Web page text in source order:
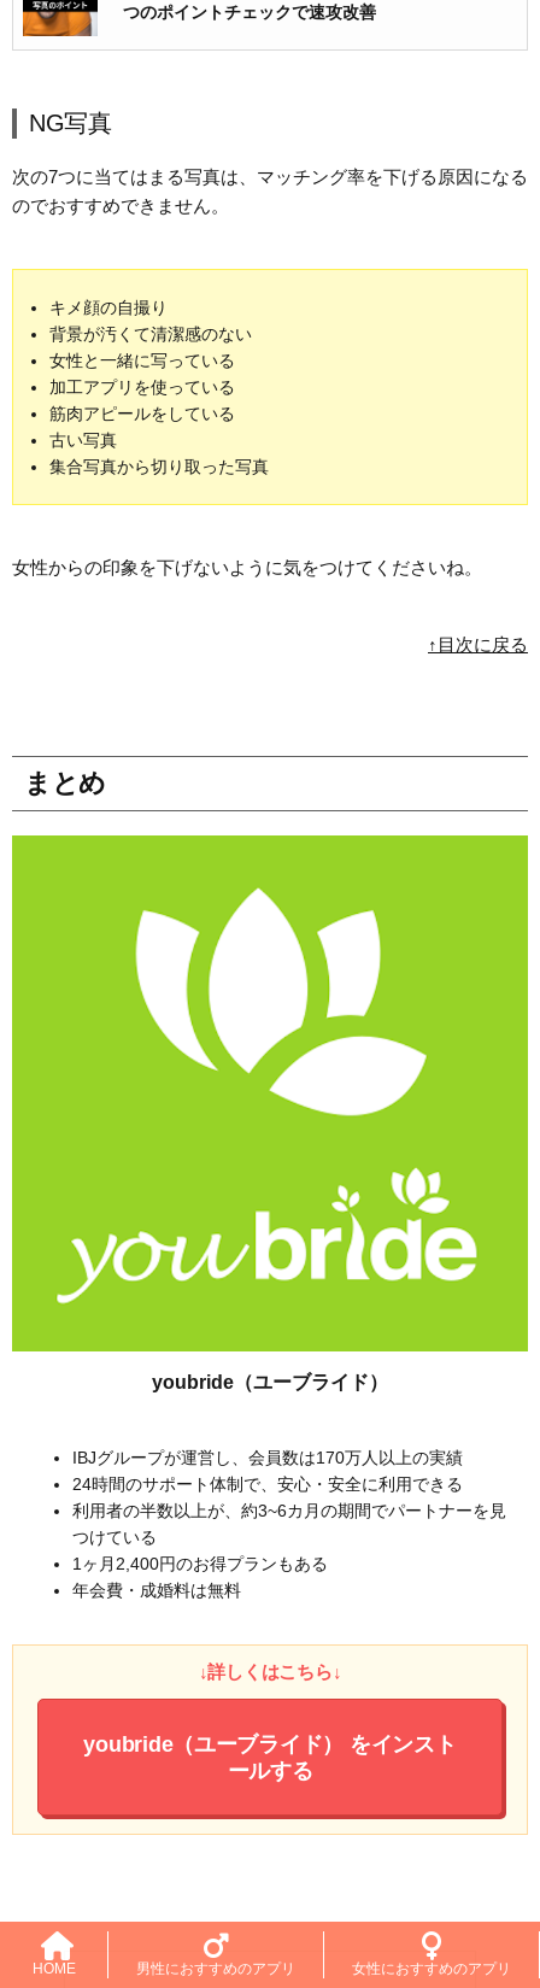
HOME 男性におすすめのアプリ 女性におすすめのアプリ
つのポイントチェックで速攻改善
NG写真
次の7つに当てはまる写真は、マッチング率を下げる原因になる
のでおすすめできません。
キメ顔の自撮り
背景が汚くて清潔感のない
女性と一緒に写っている
加工アプリを使っている
筋肉アピールをしている
古い写真
集合写真から切り取った写真
女性からの印象を下げないように気をつけてくださいね。
↑目次に戻る
まとめ
youbride（ユーブライド）
IBJグループが運営し、会員数は170万人以上の実績
24時間のサポート体制で、安心・安全に利用できる
利用者の半数以上が、約3~6カ月の期間でパートナーを見
つけている
1ヶ月2,400円のお得プランもある
年会費・成婚料は無料
↓詳しくはこちら↓
youbride（ユーブライド）
をインスト
ールする